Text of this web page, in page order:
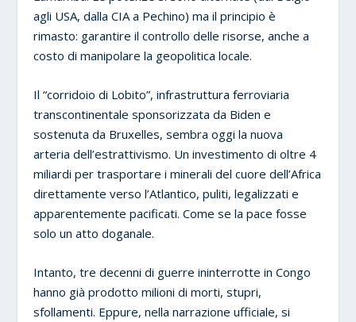
agli USA, dalla CIA a Pechino) ma il principio è
rimasto: garantire il controllo delle risorse, anche a
costo di manipolare la geopolitica locale.
Il “corridoio di Lobito”, infrastruttura ferroviaria
transcontinentale sponsorizzata da Biden e
sostenuta da Bruxelles, sembra oggi la nuova
arteria dell’estrattivismo. Un investimento di oltre 4
miliardi per trasportare i minerali del cuore dell’Africa
direttamente verso l’Atlantico, puliti, legalizzati e
apparentemente pacificati. Come se la pace fosse
solo un atto doganale.
Intanto, tre decenni di guerre ininterrotte in Congo
hanno già prodotto milioni di morti, stupri,
sfollamenti. Eppure, nella narrazione ufficiale, si